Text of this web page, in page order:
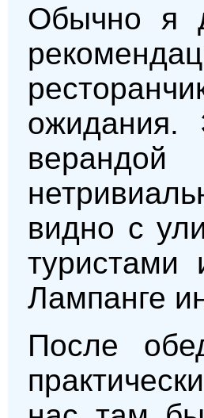
Обычно я
ожидания.
видно с
Лампанге
После